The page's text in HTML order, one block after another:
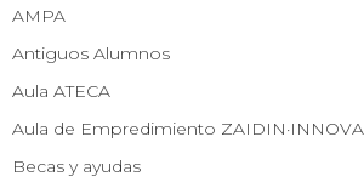
AMPA
Antiguos Alumnos
Aula ATECA
Aula de Empredimiento ZAIDIN·INNOVA
Becas y ayudas